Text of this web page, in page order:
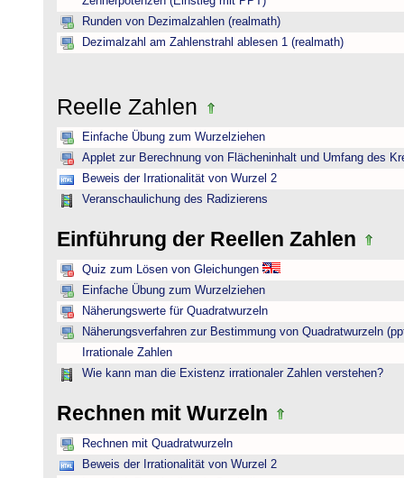
Runden von Dezimalzahlen (realmath)
Dezimalzahl am Zahlenstrahl ablesen 1 (realmath)
Reelle Zahlen
Einfache Übung zum Wurzelziehen
Applet zur Berechnung von Flächeninhalt und Umfang des
Beweis der Irrationalität von Wurzel 2
Veranschaulichung des Radizierens
Einführung der Reellen Zahlen
Quiz zum Lösen von Gleichungen
Einfache Übung zum Wurzelziehen
Näherungswerte für Quadratwurzeln
Näherungsverfahren zur Bestimmung von Quadratwurzeln
Irrationale Zahlen
Wie kann man die Existenz irrationaler Zahlen verstehen?
Rechnen mit Wurzeln
Rechnen mit Quadratwurzeln
Beweis der Irrationalität von Wurzel 2